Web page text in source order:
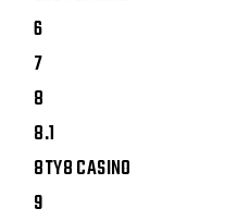
6
7
8
8.1
8TY8 CASINO
9